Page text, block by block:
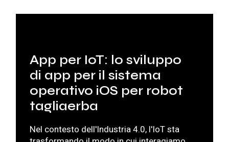
App per IoT: lo sviluppo
di app per il sistema
operativo iOS per robot
tagliaerba
Nel contesto dell'Industria 4.0, l'IoTsta